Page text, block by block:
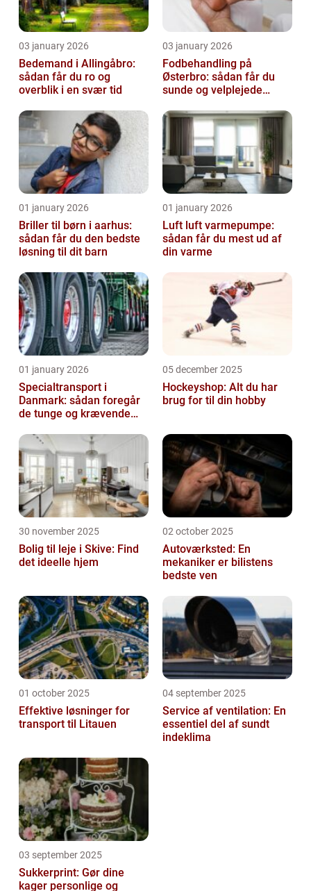
03 january 2026
Bedemand i Allingåbro:
sådan får du ro og
overblik i en svær tid
03 january 2026
Fodbehandling på
Østerbro: sådan får du
sunde og velplejede
01 january 2026
Briller til børn i aarhus:
sådan får du den bedste
løsning til dit barn
01 january 2026
Luft luft varmepumpe:
sådan får du mest ud af
din varme
01 january 2026
Specialtransport i
Danmark: sådan foregår
de tunge og krævende
05 december 2025
Hockeyshop: Alt du har
brug for til din hobby
30 november 2025
Bolig til leje i Skive: Find
det ideelle hjem
02 october 2025
Autoværksted: En
mekaniker er bilistens
bedste ven
01 october 2025
Effektive løsninger for
transport til Litauen
04 september 2025
Service af ventilation: En
essentiel del af sundt
indeklima
03 september 2025
Sukkerprint: Gør dine
kager personlige og